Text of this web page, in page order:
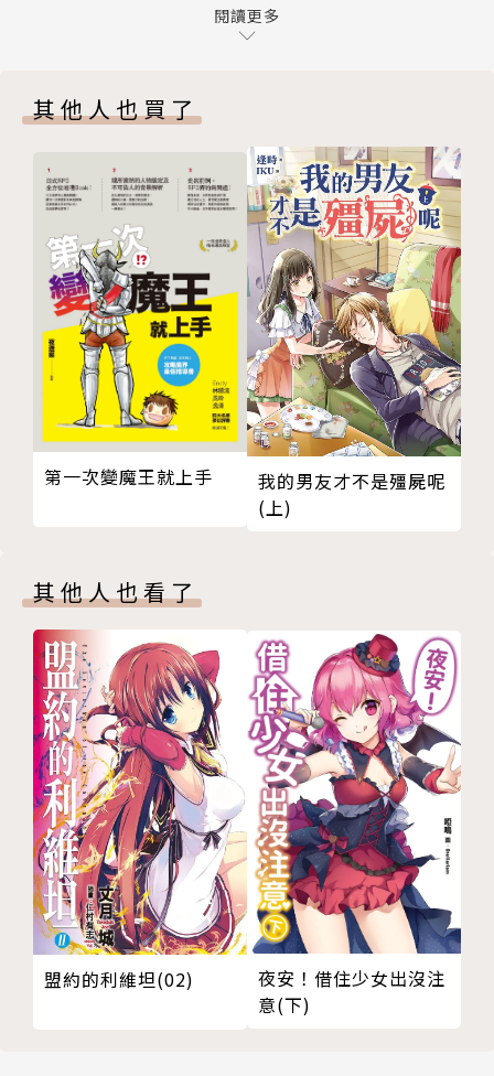
三章 以前的自己和現在的自己
六章 再見
八章 重新來過
終章 只是簡單地說出口
後記
版權頁
閱讀更多
其他人也買了
第一次變魔王就上手
我的男友才不是殭屍呢
(上)
其他人也看了
盟約的利維坦(02)
夜安！借住少女出沒注
意(下)